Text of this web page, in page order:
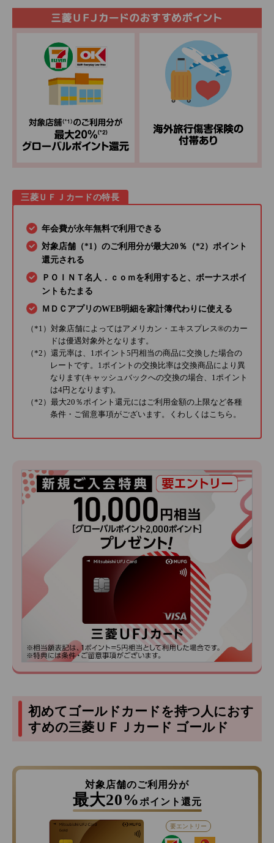
三菱ＵＦＪカードの特長
年会費が永年無料で利用できる
対象店舗（*1）のご利用分が最大20％（*2）ポイント
還元される
ＰＯＩＮＴ名人．ｃｏｍを利用すると、ボーナスポイ
ントもたまる
ＭＤＣアプリのWEB明細を家計簿代わりに使える
（*1）対象店舗によってはアメリカン・エキスプレス®のカー
ドは優遇対象外となります。
（*2）還元率は、1ポイント5円相当の商品に交換した場合の
レートです。1ポイントの交換比率は交換商品により異
なります(キャッシュバックへの交換の場合、1ポイント
は4円となります)。
（*2）最大20％ポイント還元にはご利用金額の上限など各種
条件・ご留意事項がございます。くわしくは こちら 。
初めてゴールドカードを持つ人におす
すめの三菱ＵＦＪカード ゴールド
対象店舗のご利用分が
最大20% ポイント還元
要エントリー